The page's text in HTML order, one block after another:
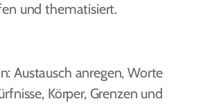
und thematisiert.
Austausch anregen, Worte
Körper, Grenzen und